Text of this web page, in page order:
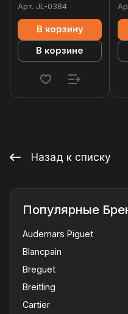
Арт. JL-0384
В корзину
В корзине
Назад к списку
Популярные
Audemars Piguet
Blancpain
Breguet
Breitling
Cartier